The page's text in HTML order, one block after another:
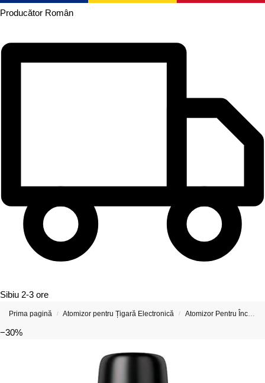
Producător Român
Sibiu 2-3 ore
Prima pagină / Atomizor pentru Țigară Electronică / Atomizor Pentru Începători - Atomizor De Țigară Electronică
−30%